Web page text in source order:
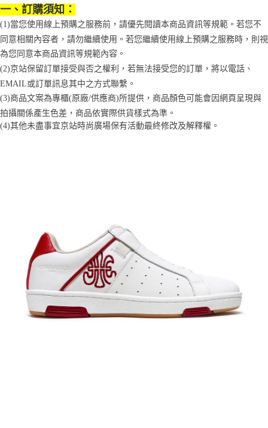
1.本服務係由「台灣大哥大股份有限公司」（以下簡稱本公司）所提供，讓
用戶於交易時，得透過本服務購買商品或服務，並由商店將買賣／分期付款
買賣價金債權讓與本公司後，依約使用本公司帳單繳交帳款。
2.基於同意付款使用「大哥付你分期」之契約關係目的，商店將以您的個人
資料（包含姓名、電話或地址）提供予台灣大哥大進項蒐集、處理及利用，
由本公司與您本人進行分期帳單所需資料之確認、核對及更正。
3.完整用戶服務條款，請詳閱以下連結：https://oppay.tw/userRule
※ 請注意：結帳手續完成當下不需立刻繳費，但若您需要取消訂單，請聯絡
購買商品的店家。未經商家同意取消之訂單仍視為有效，需透過AFTEE先享
※ 交易是否成功請以「AFTEE先享後付 」之結帳頁面顯示為準，若有關於
是否繳費成功／繳費後需取消欲退款等相關疑問，請聯繫「AFTEE先享後付
客戶支援中心」https://netprotections.freshdesk.com/support/home
【注意事項】
１．透過由恩沛科技股份有限公司提供之「AFTEE先享後付」服務完成之交
易，需依本服務之必要範圍內提供個人資料，並將交易相關給付款項請求債
權轉讓予恩沛科技股份有限公司。
２．關於個人資料處理事宜，請瀏覽以下網址：
恩沛科技股份有限公司將有權停止該用戶之使用額度並採取法律行動。
宅配
每筆NT$100，滿NT$1,000(含以上)免運費
京站台北店客服中心(1F星巴克旁) 即日起不提供京站紙袋，取件時
請自備購物袋，若需購買紙袋可現場詢問
免運費
一、訂購須知：
(1)當您使用線上預購之服務前，請優先閱讀本商品資訊等規範。若您不
同意相關內容者，請勿繼續使用。若您繼續使用線上預購之服務時，則視
為您同意本商品資訊等規範內容。
(2)京站保留訂單接受與否之權利，若無法接受您的訂單，將以電話、
EMAIL或訂單訊息其中之方式聯繫。
(3)商品文案為專櫃(原廠/供應商)所提供，商品顏色可能會因網頁呈現與
拍攝關係產生色差，商品依實際供貨樣式為準。
(4)其他未盡事宜京站時尚廣場保有活動最終修改及解釋權。